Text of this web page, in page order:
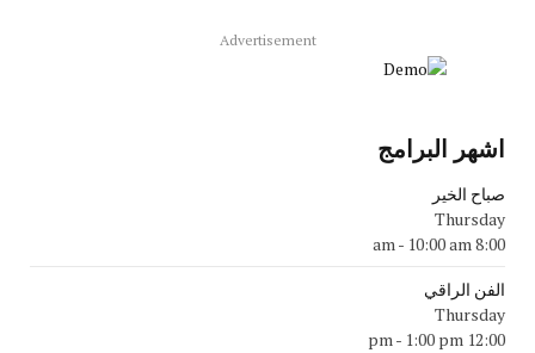
Advertisement
اشهر البرامج
صباح الخير
Thursday
8:00 am
- 10:00 am
الفن الراقي
Thursday
12:00 pm
- 1:00 pm